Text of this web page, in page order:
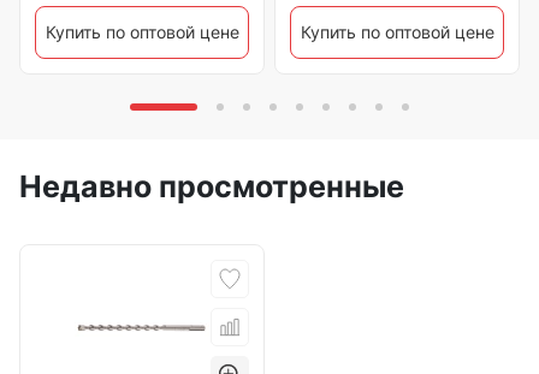
Купить по оптовой цене Купить по оптовой цене
Недавно просмотренные